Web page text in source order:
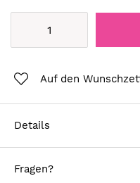
Auf den
Details
Fragen?